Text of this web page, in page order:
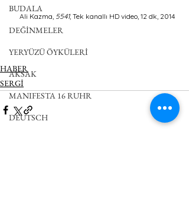
BUDALA
DEĞİNMELER
YERYÜZÜ ÖYKÜLERİ
AKSAK
MANIFESTA 16 RUHR
DEUTSCH
Ali Kazma, 5541, Tek kanallı HD video, 12 dk, 2014
HABER
SERGİ